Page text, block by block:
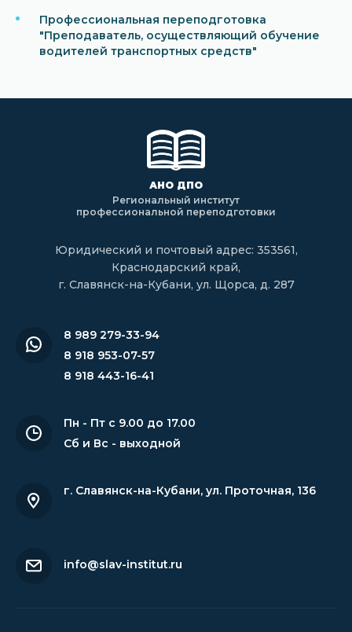
Профессиональная переподготовка
"Преподаватель, осуществляющий обучение
водителей транспортных средств"
АНО ДПО
Региональный институт
профессиональной переподготовки
Юридический и почтовый адрес: 353561,
Краснодарский край,
г. Славянск-на-Кубани, ул. Щорса, д. 287
8 989 279-33-94
8 918 953-07-57
8 918 443-16-41
Пн - Пт с 9.00 до 17.00
Сб и Вс - выходной
г. Славянск-на-Кубани, ул. Проточная, 136
info@slav-institut.ru